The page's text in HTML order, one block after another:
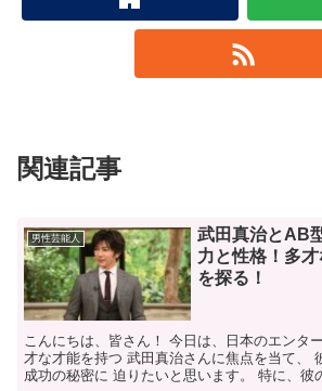
関連記事
男性芸能人
武田真治とAB
力と性格！多
を探る！
こんにちは、皆さん！ 今日は、日本のエンタ
才な才能を持つ 武田真治さんに焦点を当て、
成功の秘密に 迫りたいと思います。 特に、彼